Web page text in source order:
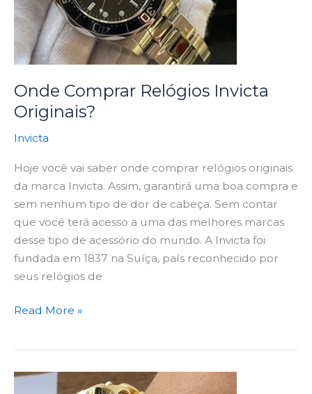
Onde Comprar Relógios Invicta
Originais?
Invicta
Hoje você vai saber onde comprar relógios originais
da marca Invicta. Assim, garantirá uma boa compra e
sem nenhum tipo de dor de cabeça. Sem contar
que você terá acesso a uma das melhores marcas
desse tipo de acessório do mundo. A Invicta foi
fundada em 1837 na Suíça, país reconhecido por
seus relógios de
Read More »
Como